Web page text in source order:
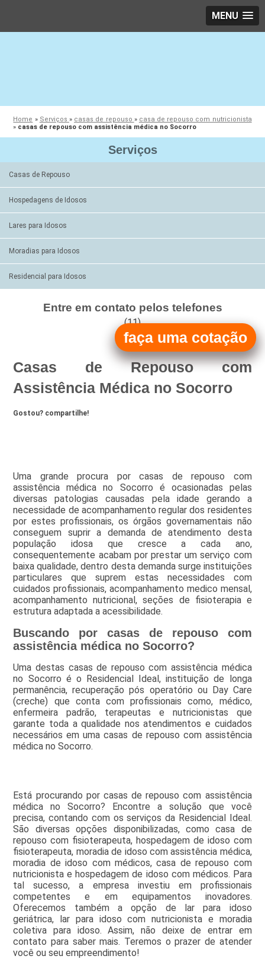
MENU
Home » Serviços » casas de repouso » casa de repouso com nutricionista
» casas de repouso com assistência médica no Socorro
Serviços
Casas de Repouso
Hospedagens de Idosos
Lares para Idosos
Moradias para Idosos
Residencial para Idosos
Entre em contato pelos telefones
(11)
(11)
Casas de Repouso com
Assistência Médica no Socorro
Gostou? compartilhe!
Uma grande procura por casas de repouso com
assistência médica no Socorro é ocasionadas pelas
diversas patologias causadas pela idade gerando a
necessidade de acompanhamento regular dos residentes
por estes profissionais, os órgãos governamentais não
conseguem suprir a demanda de atendimento desta
população idosa que cresce a cada ano,
consequentemente acabam por prestar um serviço com
baixa qualidade, dentro desta demanda surge instituições
particulares que suprem estas necessidades com
cuidados profissionais, acompanhamento medico mensal,
acompanhamento nutricional, seções de fisioterapia e
estrutura adaptada a acessibilidade.
Buscando por casas de repouso com
assistência médica no Socorro?
Uma destas casas de repouso com assistência médica
no Socorro é o Residencial Ideal, instituição de longa
permanência, recuperação pós operatório ou Day Care
(creche) que conta com profissionais como, médico,
enfermeira padrão, terapeutas e nutricionistas que
garante toda a qualidade nos atendimentos e cuidados
necessários em uma casas de repouso com assistência
médica no Socorro.
Está procurando por casas de repouso com assistência
médica no Socorro? Encontre a solução que você
precisa, contando com os serviços da Residencial Ideal.
São diversas opções disponibilizadas, como casa de
repouso com fisioterapeuta, hospedagem de idoso com
fisioterapeuta, moradia de idoso com assistência médica,
moradia de idoso com médicos, casa de repouso com
nutricionista e hospedagem de idoso com médicos. Para
tal sucesso, a empresa investiu em profissionais
competentes e em equipamentos inovadores.
Oferecemos também a opção de lar para idoso
geriátrica, lar para idoso com nutricionista e moradia
coletiva para idoso. Assim, não deixe de entrar em
contato para saber mais. Teremos o prazer de atender
você ou seu empreendimento!
faça uma cotação